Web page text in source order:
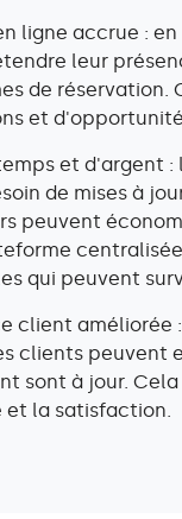
ligne accrue :
leur
de réservation.
et
et d'argent
de mises à
peuvent
qui peuvent
client améliorée
clients peuvent
sont à jour.
et la satisfaction.